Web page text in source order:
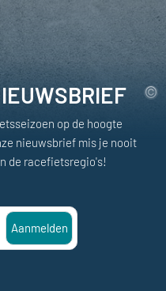
op de hoogte
nieuwsbrief mis je nooit
de racefietsregio's!
Aanmelden